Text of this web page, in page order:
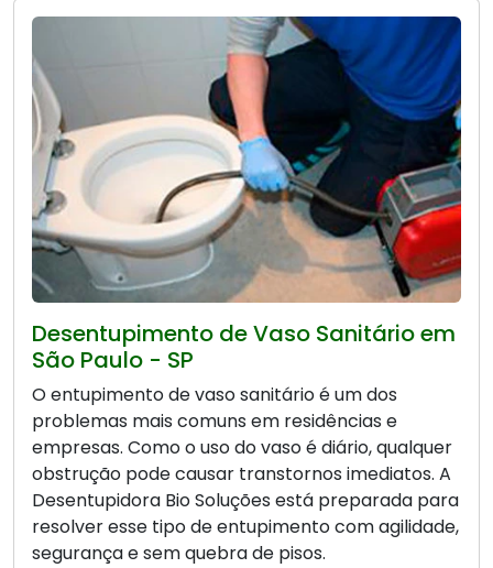
Desentupimento de Vaso Sanitário em
São Paulo - SP
O entupimento de vaso sanitário é um dos
problemas mais comuns em residências e
empresas. Como o uso do vaso é diário, qualquer
obstrução pode causar transtornos imediatos. A
Desentupidora Bio Soluções está preparada para
resolver esse tipo de entupimento com agilidade,
segurança e sem quebra de pisos.